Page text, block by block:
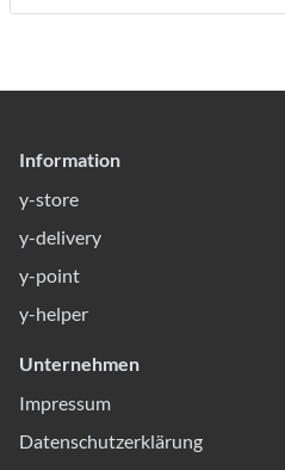
Information
y-store
y-delivery
y-point
y-helper
Unternehmen
Impressum
Datenschutzerklärung